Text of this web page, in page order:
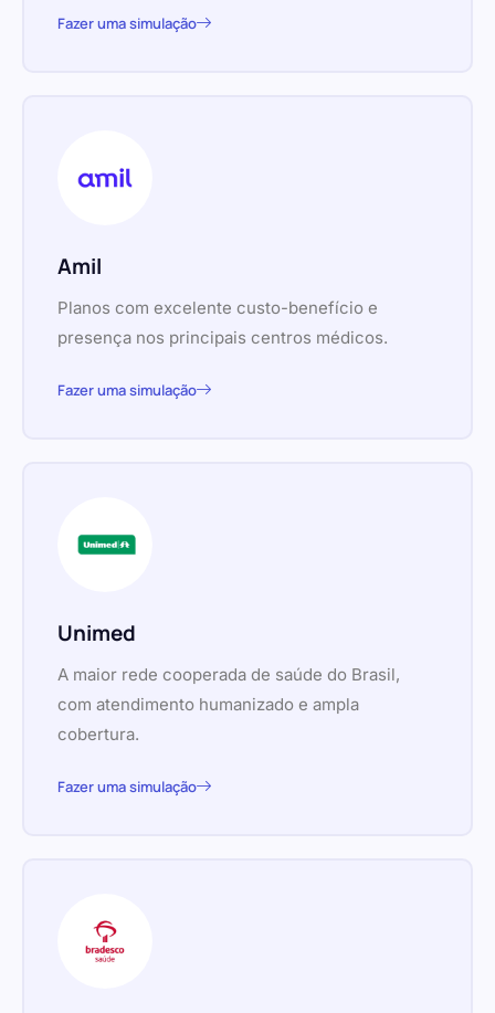
Fazer uma simulação
Amil
Planos com excelente custo-benefício e
presença nos principais centros médicos.
Fazer uma simulação
Unimed
A maior rede cooperada de saúde do Brasil,
com atendimento humanizado e ampla
cobertura.
Fazer uma simulação